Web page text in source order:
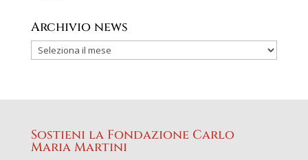
Archivio news
Sostieni la Fondazione Carlo
Maria Martini